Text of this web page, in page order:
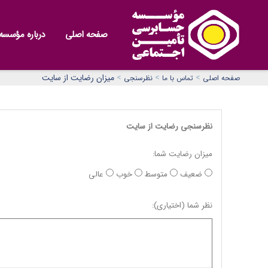
صفحه اصلی درباره مؤسسه
صفحه اصلی > تماس با ما > نظرسنجی > میزان رضایت از سایت
نظرسنجی رضایت از سایت
میزان رضایت شما:
ضعیف
متوسط خوب عالی
نظر شما (اختیاری):